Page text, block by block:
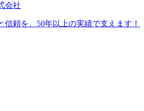
会社
信頼を、50年以上の実績で支えます！